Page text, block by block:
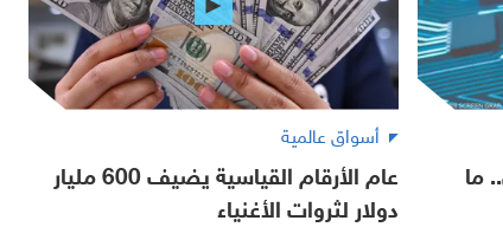
ما
أسواق عالمية
عام الأرقام القياسية يضيف 600 مليار
دولار لثروات الأغنياء